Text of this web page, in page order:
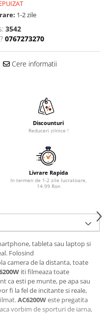
1-2 zile
3542
0767273270
Cere informatii
Discounturi
Reduceri zilnice !
Livrare Rapida
In termen de 1-2 zile lucratoare,
14.99 Ron
tableta sau laptop si
Folosind
camera de la distanta, toate
iti filmeaza toate
ca esti pe munte, pe apa sau
fi la fel de incitante si reale,
AC6200Weste pregatita
vorbim de sporturi de iarna,